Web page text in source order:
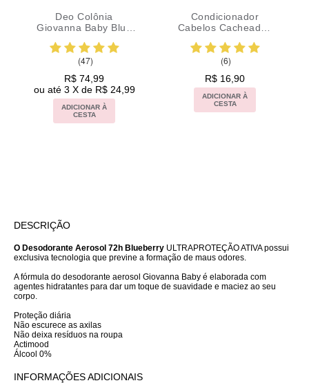
Deo Colônia
Giovanna Baby Blue
(47)
R$ 74,99
ou até 3 X de R$ 24,99
ADICIONAR À
CESTA
Condicionador
Cabelos Cacheados
Gaby Giovanna Baby
200ml
(6)
R$ 16,90
ADICIONAR À
CESTA
DESCRIÇÃO
O Desodorante Aerosol 72h Blueberry ULTRAPROTEÇÃO ATIVA possui
exclusiva tecnologia que previne a formação de maus odores.
A fórmula do desodorante aerosol Giovanna Baby é elaborada com
agentes hidratantes para dar um toque de suavidade e maciez ao seu
corpo.
Proteção diária
Não escurece as axilas
Não deixa resíduos na roupa
Actimood
Álcool 0%
INFORMAÇÕES ADICIONAIS